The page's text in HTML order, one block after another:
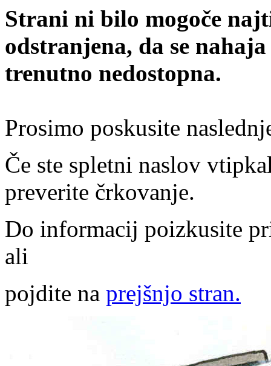
Strani ni bilo mogoče
odstranjena, da se
trenutno nedostopna.
Prosimo poskusite
Če ste spletni naslov
preverite črkovanje.
Do informacij poizkusite
ali
pojdite na prejšnjo stran.